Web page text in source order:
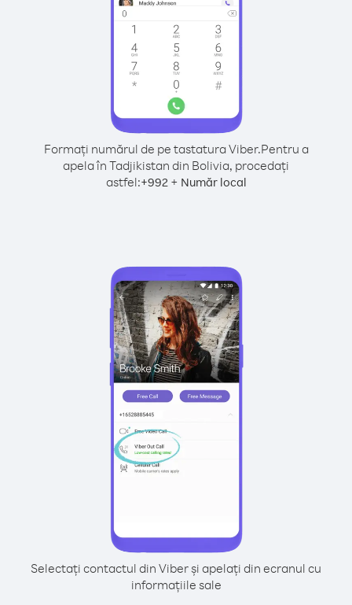
Formați numărul de pe tastatura Viber.Pentru a
apela în Tadjikistan din Bolivia, procedați
astfel:+992+ Număr local
Selectați contactul din Viber și apelați din ecranul cu
informațiile sale